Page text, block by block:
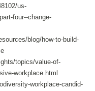
us-
four--change-
blog/how-to-build-
topics/value-of-
workplace.html
workplace-candid-